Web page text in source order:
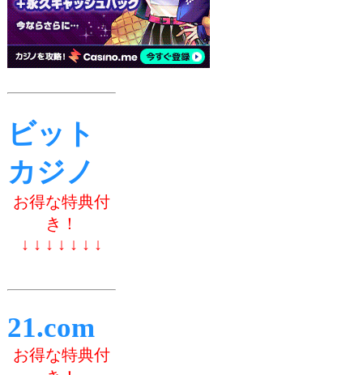
ビット
カジノ
お得な特典付
き！
↓ ↓ ↓ ↓ ↓ ↓ ↓
21.com
お得な特典付